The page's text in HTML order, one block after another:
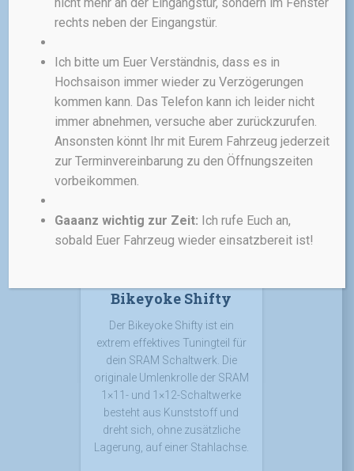
Entlüftungsfunktion,mit der die
Stütze in Sekundenschnelle
besser zu machen.
350,00€ 400,00 €
inkl. MwSt.
zzgl.
Versandkosten
Bikeyoke Shifty
Der Bikeyoke Shifty ist ein
extrem effektives Tuningteil für
dein SRAM Schaltwerk. Die
originale Umlenkrolle der SRAM
1×11- und 1×12-Schaltwerke
besteht aus Kunststoff und
dreht sich, ohne zusätzliche
Lagerung, auf einer Stahlachse.
rechts neben der Eingangstür.
Ich bitte um Euer Verständnis, dass es in
Hochsaison immer wieder zu Verzögerungen
kommen kann. Das Telefon kann ich leider nicht
immer abnehmen, versuche aber zurückzurufen.
Ansonsten könnt Ihr mit Eurem Fahrzeug jederzeit
zur Terminvereinbarung zu den Öffnungszeiten
vorbeikommen.
Gaaanz wichtig zur Zeit: Ich rufe Euch an,
sobald Euer Fahrzeug wieder einsatzbereit ist!